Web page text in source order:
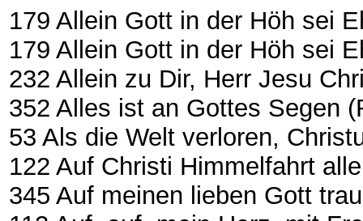
179 Allein Gott in der Höh sei
179 Allein Gott in der Höh sei
232 Allein zu Dir, Herr Jesu
352 Alles ist an Gottes Segen
53 Als die Welt verloren,
122 Auf Christi Himmelfahrt
345 Auf meinen lieben Gott